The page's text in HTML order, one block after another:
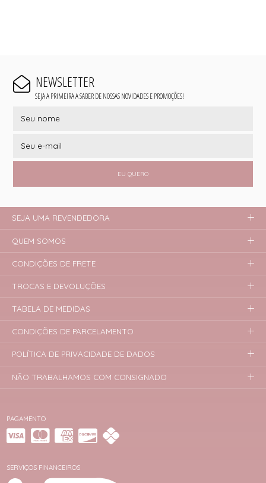
NEWSLETTER
SEJA A PRIMEIRA A SABER DE NOSSAS NOVIDADES E PROMOÇÕES!
EU QUERO
PAGAMENTO
SERVIÇOS FINANCEIROS
SEJA UMA REVENDEDORA
QUEM SOMOS
CONDIÇÕES DE FRETE
TROCAS E DEVOLUÇÕES
TABELA DE MEDIDAS
CONDIÇÕES DE PARCELAMENTO
POLÍTICA DE PRIVACIDADE DE DADOS
NÃO TRABALHAMOS COM CONSIGNADO